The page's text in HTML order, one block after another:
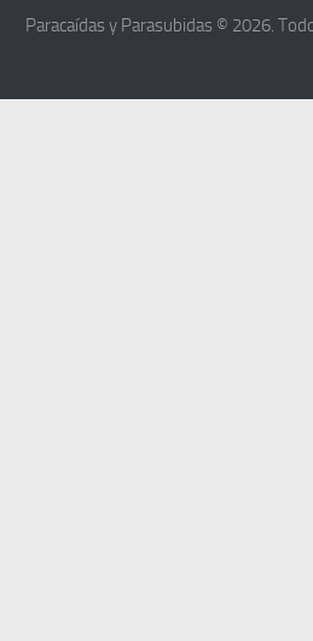
Paracaídas y Parasubidas © 2026.